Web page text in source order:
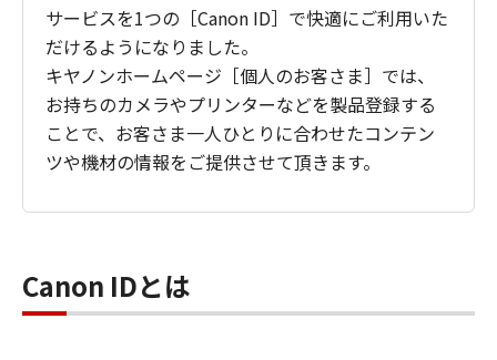
サービスを1つの［Canon ID］で快適にご利用いた
だけるようになりました。
キヤノンホームページ［個人のお客さま］では、
お持ちのカメラやプリンターなどを製品登録する
ことで、お客さま一人ひとりに合わせたコンテン
ツや機材の情報をご提供させて頂きます。
Canon IDとは